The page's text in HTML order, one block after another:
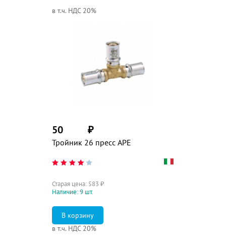
Тройник 26 пресс APE
50 ₽
в т.ч. НДС 20%
Старая цена: 583 ₽
в т.ч. НДС 20%
Наличие: 9 шт.